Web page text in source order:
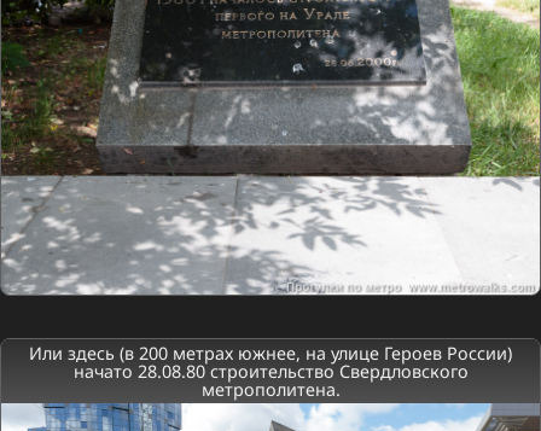
Или здесь (в 200 метрах южнее, на улице Героев России)
начато 28.08.80 строительство Свердловского
метрополитена.